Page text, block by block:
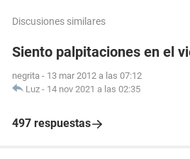
Discusiones similares
Siento palpitaciones en el
negrita - 13 mar 2012 a las 07:12
Luz - 14 nov 2021 a las 02:35
497 respuestas